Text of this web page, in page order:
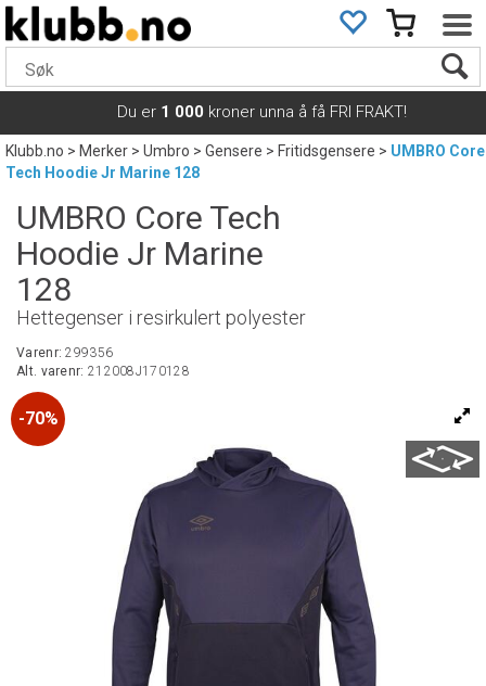
Du er 1 000 kroner unna å få FRI FRAKT!
Klubb.no>Merker>Umbro>Gensere>Fritidsgensere>UMBRO Core
Tech Hoodie Jr Marine 128
UMBRO Core Tech
Hoodie Jr Marine
128
Hettegenser i resirkulert polyester
Varenr:299356
Alt. varenr: 212008J170128
70%